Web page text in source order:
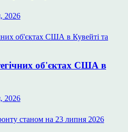
2026
об'єктах США в
2026